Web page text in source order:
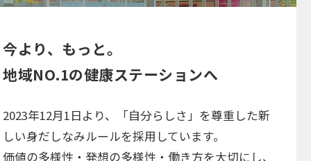
今より、もっと。
地域NO.1の健康ステーションへ
2023年12月1日より、「自分らしさ」を尊重した新
しい身だしなみルールを採用しています。
価値の多様性・発想の多様性・働き方を大切にし、